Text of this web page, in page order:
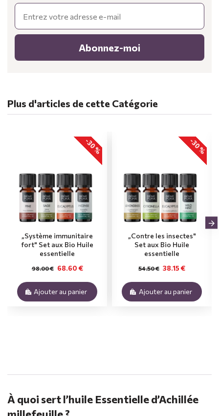
Email
Abonnez-moi
Plus d'articles de cette Catégorie
-30 %
„Système immunitaire
fort" Set aux Bio Huile
essentielle
68.60 €
98.00 €
Ajouter au panier
-30 %
„Contre les insectes"
Set aux Bio Huile
essentielle
38.15 €
54.50 €
Ajouter au panier
À quoi sert l’huile Essentielle d’Achillée